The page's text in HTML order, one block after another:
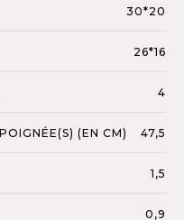
30*20
26*16
4
(EN CM) 47,5
1,5
0,9